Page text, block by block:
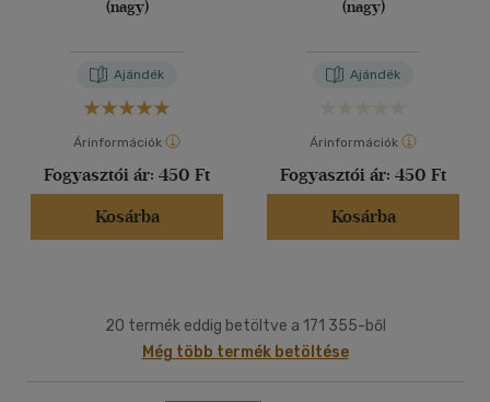
(nagy)
Ajándék
Árinformációk
Fogyasztói ár: 450 Ft
Kosárba
(nagy)
Ajándék
Árinformációk
Fogyasztói ár: 450 Ft
Kosárba
20 termék eddig betöltve a 171 355-ből
Még több termék betöltése